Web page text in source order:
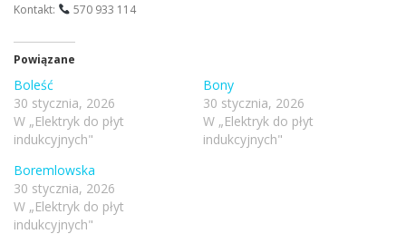
Kontakt:
570 933 114
Powiązane
Boleść
30 stycznia, 2026
W „Elektryk do płyt
indukcyjnych"
Bony
30 stycznia, 2026
W „Elektryk do płyt
indukcyjnych"
Boremlowska
30 stycznia, 2026
W „Elektryk do płyt
indukcyjnych"